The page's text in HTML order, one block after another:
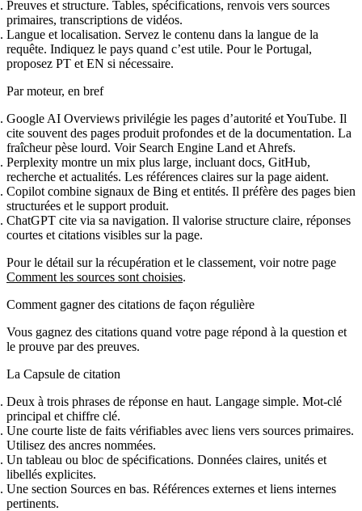
Preuves et structure. Tables, spécifications, renvois vers sources
primaires, transcriptions de vidéos.
Langue et localisation. Servez le contenu dans la langue de la
requête. Indiquez le pays quand c’est utile. Pour le Portugal,
proposez PT et EN si nécessaire.
Par moteur, en bref
Google AI Overviews privilégie les pages d’autorité et YouTube. Il
cite souvent des pages produit profondes et de la documentation. La
fraîcheur pèse lourd. Voir Search Engine Land et Ahrefs.
Perplexity montre un mix plus large, incluant docs, GitHub,
recherche et actualités. Les références claires sur la page aident.
Copilot combine signaux de Bing et entités. Il préfère des pages bien
structurées et le support produit.
ChatGPT cite via sa navigation. Il valorise structure claire, réponses
courtes et citations visibles sur la page.
Pour le détail sur la récupération et le classement, voir notre page
Comment les sources sont choisies.
Comment gagner des citations de façon régulière
Vous gagnez des citations quand votre page répond à la question et
le prouve par des preuves.
La Capsule de citation
Deux à trois phrases de réponse en haut. Langage simple. Mot‑clé
principal et chiffre clé.
Une courte liste de faits vérifiables avec liens vers sources primaires.
Utilisez des ancres nommées.
Un tableau ou bloc de spécifications. Données claires, unités et
libellés explicites.
Une section Sources en bas. Références externes et liens internes
pertinents.